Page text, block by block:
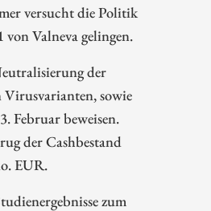
versucht die Politik
Valneva gelingen.
der
sowie
Februar beweisen.
der Cashbestand
EUR.
zum